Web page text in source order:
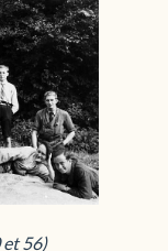
et 56)